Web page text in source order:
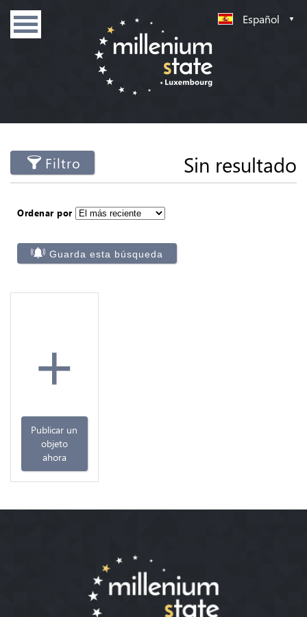
Español
Filtro Sin resultado
Ordenar por
Guarda esta búsqueda
+
Publicar un
objeto
ahora